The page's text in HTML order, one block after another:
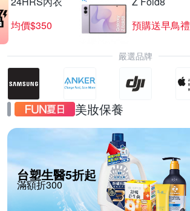
均價$350
預購送早鳥禮
嚴選品牌
美妝保養
台塑生醫5折起
滿額折300